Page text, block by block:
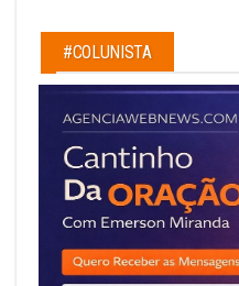
#COLUNISTA